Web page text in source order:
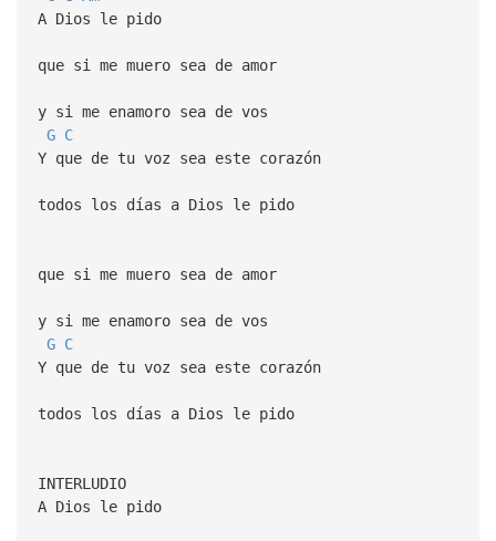
A Dios le pido
que si me muero sea de amor
y si me enamoro sea de vos
G C
Y que de tu voz sea este corazón
todos los días a Dios le pido
que si me muero sea de amor
y si me enamoro sea de vos
G C
Y que de tu voz sea este corazón
todos los días a Dios le pido
INTERLUDIO
A Dios le pido